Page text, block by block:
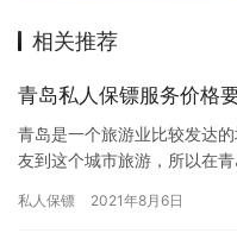
相关推荐
青岛私人保镖服务价格
青岛是一个旅游业比较发达
友到这个城市旅游，所以在
能…
私人保镖 2021年8月6日